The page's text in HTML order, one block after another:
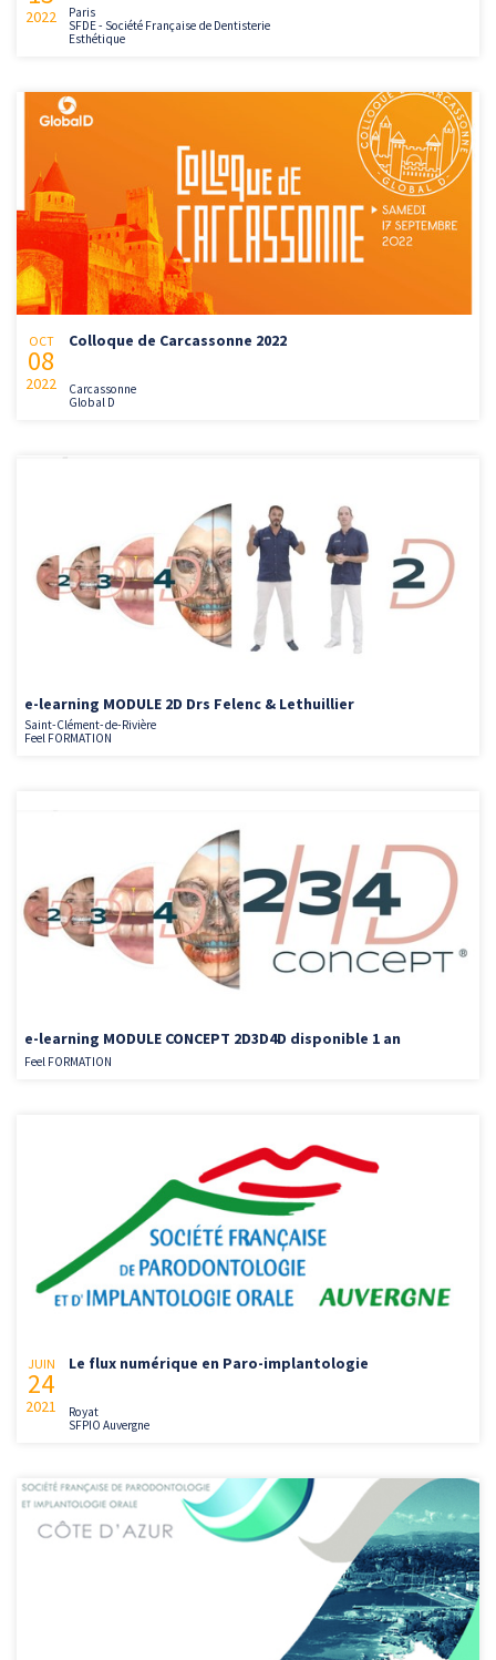
2022
Paris
SFDE - Société Française de Dentisterie
Esthétique
OCT
08
2022
Colloque de Carcassonne 2022
Carcassonne
Global D
e-learning MODULE 2D Drs Felenc & Lethuillier
Saint-Clément-de-Rivière
Feel FORMATION
e-learning MODULE CONCEPT 2D3D4D disponible 1 an
Feel FORMATION
JUIN
24
2021
Le flux numérique en Paro-implantologie
Royat
SFPIO Auvergne